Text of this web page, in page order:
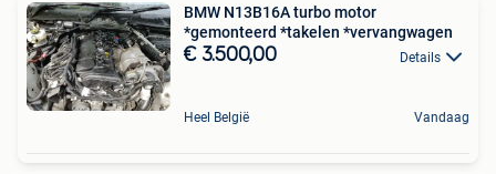
BMW N13B16A turbo motor
*gemonteerd *takelen *vervangwagen
€ 3.500,00 Details
Heel België Vandaag